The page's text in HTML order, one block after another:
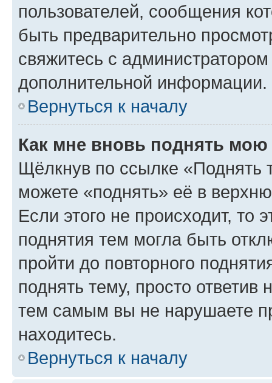
пользователей, сообщения
быть предварительно
свяжитесь с
дополнительной информации.
Вернуться к началу
Как мне вновь поднять мою
Щёлкнув по ссылке «Поднять
можете «поднять» её в
Если этого не происходит, то
поднятия тем могла быть
пройти до повторного
поднять тему, просто ответив
тем самым вы не нарушаете
находитесь.
Вернуться к началу